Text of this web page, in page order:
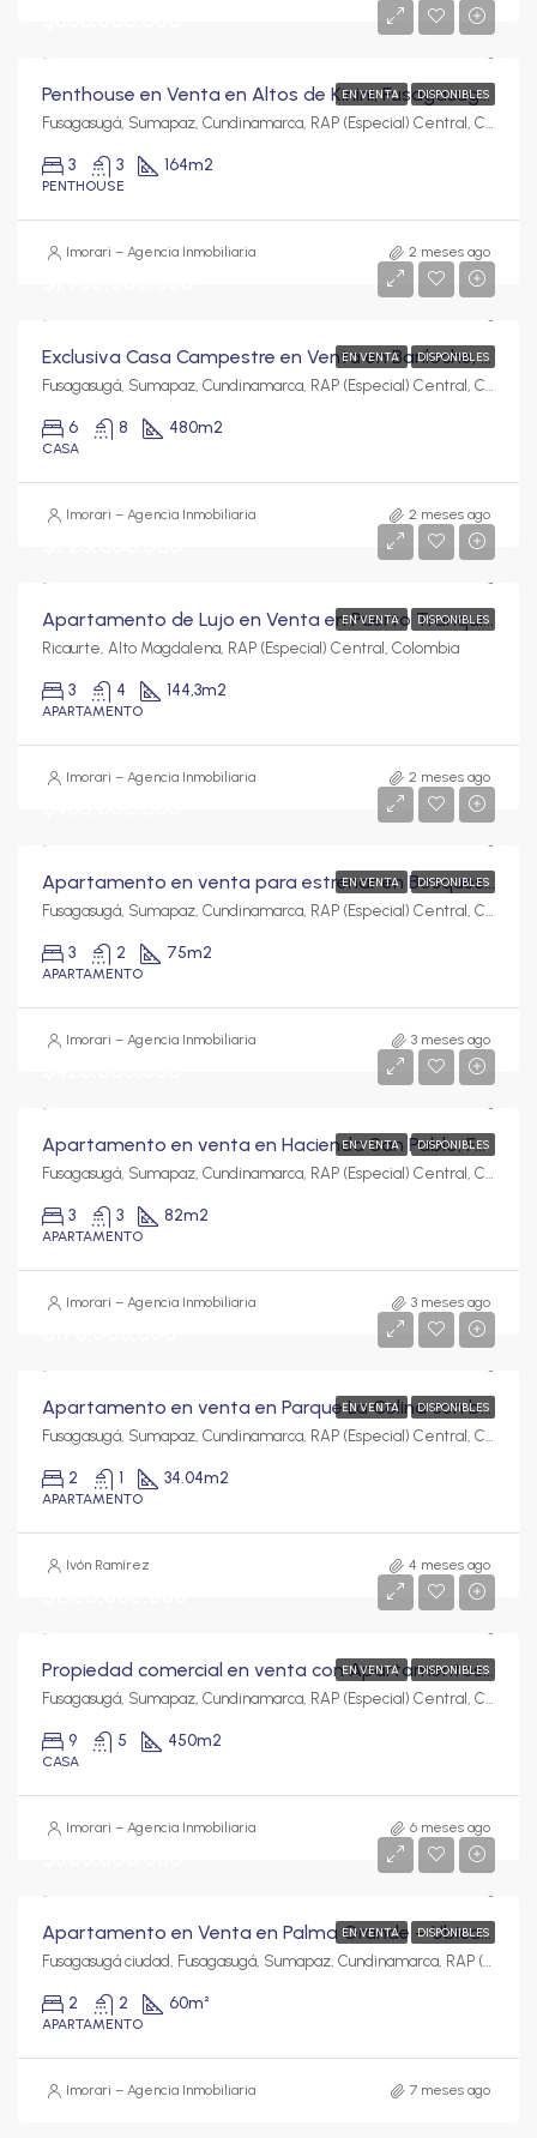
EN VENTA DISPONIBLES
Penthouse en Venta en Altos de Kinini, Fusagasugá | 164 m², Dos Terrazas y Vista Panorámica
Fusagasugá, Sumapaz, Cundinamarca, RAP (Especial) Central, Colombia
3 3 164m2
PENTHOUSE
Imorari – Agencia Inmobiliaria 2 meses ago
EN VENTA DISPONIBLES
Exclusiva Casa Campestre en Venta en Bariloche, Fusagasugá | 1.090 m² de Lote y 480 m² Construidos
Fusagasugá, Sumapaz, Cundinamarca, RAP (Especial) Central, Colombia
6 8 480m2
CASA
Imorari – Agencia Inmobiliaria 2 meses ago
EN VENTA DISPONIBLESApartamento de Lujo en Venta en Puerto Tranquilo, Ricaurte | Amplia Terraza y Amenidades Tipo Resort
Ricaurte, Alto Magdalena, RAP (Especial) Central, Colombia
3 4 144,3m2
APARTAMENTO
Imorari – Agencia Inmobiliaria 2 meses ago
EN VENTA DISPONIBLESApartamento en venta para estrenar en Bosques del Ocobo con vista externa y doble parqueadero | 75 m²
Fusagasugá, Sumapaz, Cundinamarca, RAP (Especial) Central, Colombia
3 2 75m2
APARTAMENTO
Imorari – Agencia Inmobiliaria 3 meses ago
EN VENTA DISPONIBLES
Apartamento en venta en Hacienda San Pablo, Fusagasugá con vista panorámica y zonas tipo club | 82 m²
Fusagasugá, Sumapaz, Cundinamarca, RAP (Especial) Central, Colombia
3 3 82m2
APARTAMENTO
Imorari – Agencia Inmobiliaria 3 meses ago
EN VENTA DISPONIBLES
Apartamento en venta en Parque La Colina con balcón y excelente vista
Fusagasugá, Sumapaz, Cundinamarca, RAP (Especial) Central, Colombia
2 1 34.04m2
APARTAMENTO
Ivón Ramírez 4 meses ago
EN VENTA DISPONIBLESPropiedad comercial en venta con Apartamentos independientes y Locales – Chinauta Km 68 vía Melgar
Fusagasugá, Sumapaz, Cundinamarca, RAP (Especial) Central, Colombia
9 5 450m2
CASA
Imorari – Agencia Inmobiliaria 6 meses ago
EN VENTA DISPONIBLES
Apartamento en Venta en Palma Grande – Ubicación Estratégica
Fusagasugá ciudad, Fusagasugá, Sumapaz, Cundinamarca, RAP (Especial) Central, Colombia
2 2 60m²
APARTAMENTO
Imorari – Agencia Inmobiliaria 7 meses ago